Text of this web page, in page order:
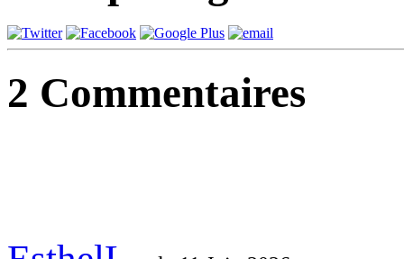
2 Commentaires